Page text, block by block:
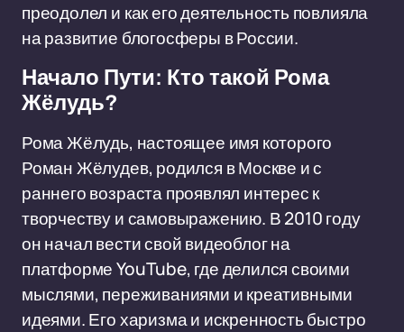
преодолел и как его деятельность повлияла
на развитие блогосферы в России.
Начало Пути: Кто такой Рома
Жёлудь?
Рома Жёлудь, настоящее имя которого
Роман Жёлудев, родился в Москве и с
раннего возраста проявлял интерес к
творчеству и самовыражению. В 2010 году
он начал вести свой видеоблог на
платформе YouTube, где делился своими
мыслями, переживаниями и креативными
идеями. Его харизма и искренность быстро